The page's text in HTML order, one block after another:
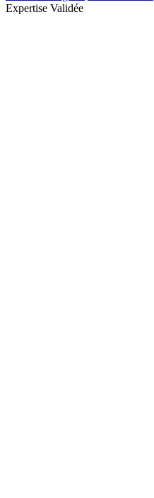
Expertise Validée